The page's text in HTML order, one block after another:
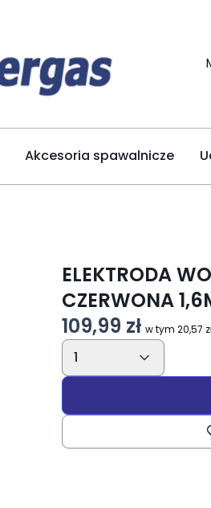
Akcesoria spawalnicze
ELEKTRODA
CZERWONA
109,99 zł w tym 20,57
1